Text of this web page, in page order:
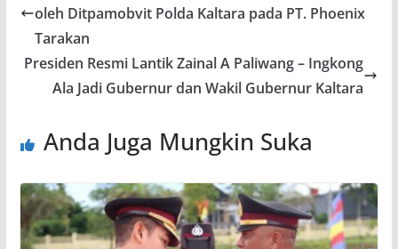
oleh Ditpamobvit Polda Kaltara pada PT. Phoenix
Tarakan
Presiden Resmi Lantik Zainal A Paliwang – Ingkong
Ala Jadi Gubernur dan Wakil Gubernur Kaltara
Anda Juga Mungkin Suka